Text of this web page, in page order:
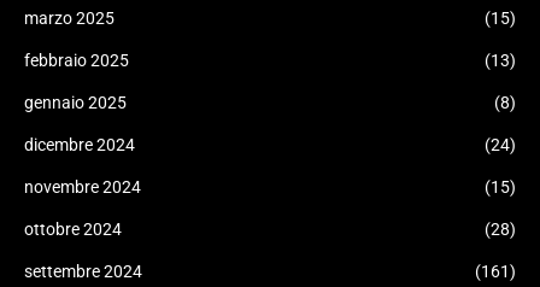
marzo 2025 (15)
febbraio 2025 (13)
gennaio 2025 (8)
dicembre 2024 (24)
novembre 2024 (15)
ottobre 2024 (28)
settembre 2024 (161)